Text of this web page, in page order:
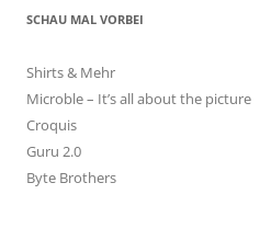
SCHAU MAL VORBEI
Shirts & Mehr
Microble – It’s all about the picture
Croquis
Guru 2.0
Byte Brothers